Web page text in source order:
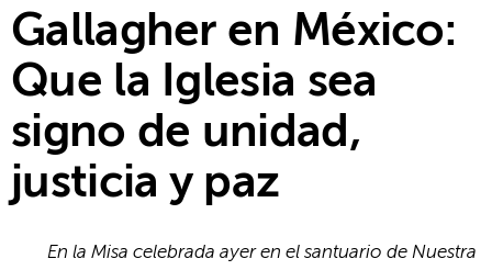
Gallagher en México:
Que la Iglesia sea
signo de unidad,
justicia y paz
En la Misa celebrada ayer en el santuario de Nuestra